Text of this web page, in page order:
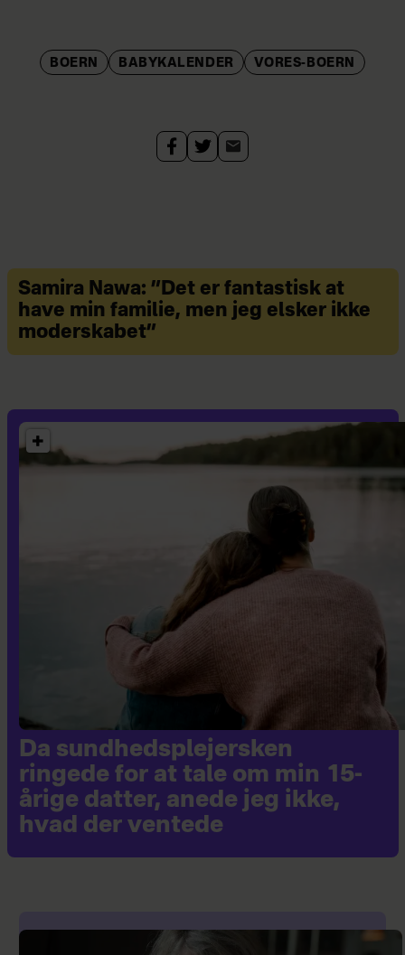
BOERN BABYKALENDER VORES-BOERN
Samira Nawa: ”Det er fantastisk at
have min familie, men jeg elsker ikke
moderskabet”
Da sundhedsplejersken
ringede for at tale om min 15-
årige datter, anede jeg ikke,
hvad der ventede